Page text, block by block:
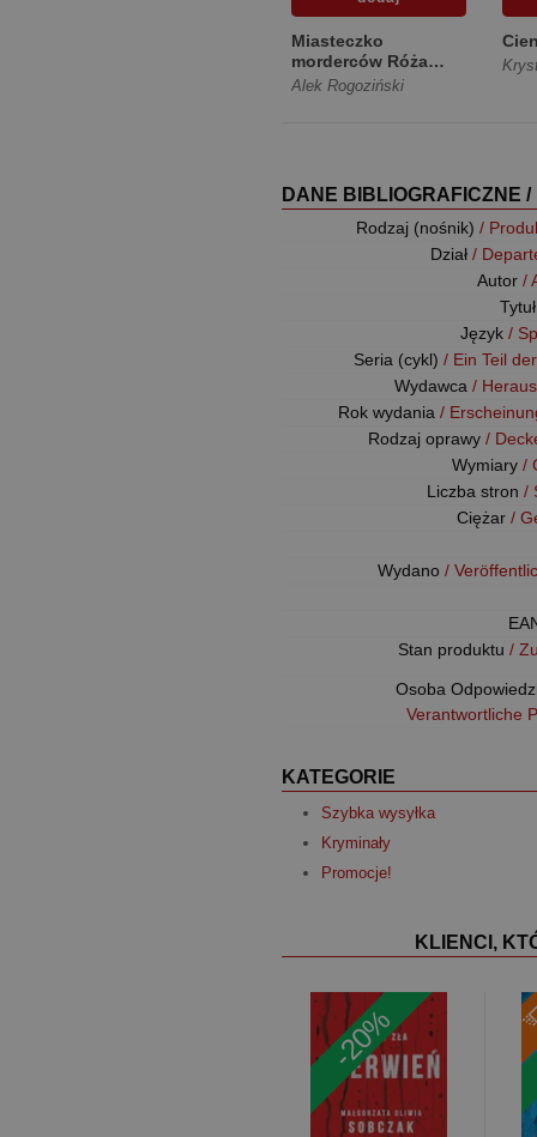
Miasteczko
morderców Róża
Krull na tropie Tom 4
Alek Rogoziński
DANE BIBLIOGRAFICZNE
Rodzaj (nośnik) /
Dział /
Autor /
Język /
Seria (cykl) / Ein Teil
Wydawca /
Rok wydania /
Rodzaj oprawy /
Wymiary /
Liczba stron /
Ciężar /
Wydano /
Stan produktu /
Osoba
Verantwortliche
KATEGORIE
Szybka wysyłka
Kryminały
Promocje!
KLIENCI,
-20%